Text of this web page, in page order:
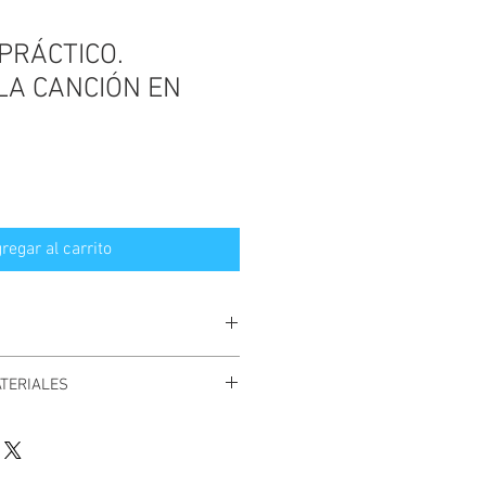
CANCIÓN EN
al carrito
la plataforma
con un enlace que estará disponible